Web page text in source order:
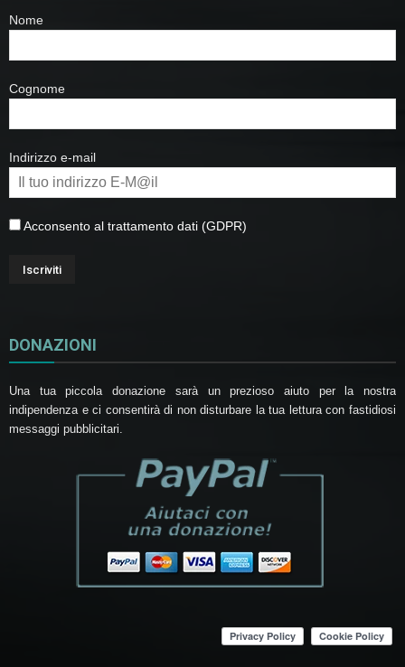
Nome
Cognome
Indirizzo e-mail
Acconsento al trattamento dati (GDPR)
DONAZIONI
Una tua piccola donazione sarà un prezioso aiuto per la nostra
indipendenza e ci consentirà di non disturbare la tua lettura con fastidiosi
messaggi pubblicitari.